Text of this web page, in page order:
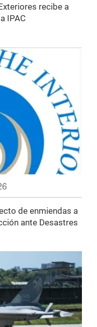
recibe a
IPAC
de enmiendas a
ante Desastres